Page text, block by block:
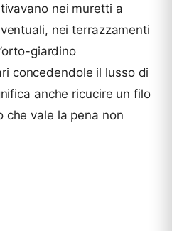
nei muretti a
nei terrazzamenti
giardino
concedendole il lusso di
anche ricucire un filo
che vale la pena non